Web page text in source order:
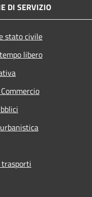
DI SERVIZIO
stato civile
libero